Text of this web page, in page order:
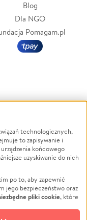
Blog
Dla NGO
Pomagam.pl
Powódź
Wichura
NGO
Edukacja
Podróż
Impreza
technologicznych,
to zapisywanie i
końcowego
uzyskiwanie do nich
po to, aby zapewnić
jego bezpieczeństwo oraz
pliki cookie, które